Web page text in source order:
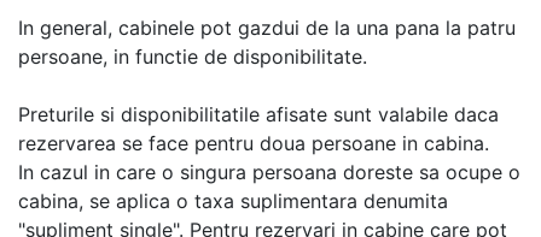
In general, cabinele pot gazdui de la una pana la patru
persoane, in functie de disponibilitate.
Preturile si disponibilitatile afisate sunt valabile daca
rezervarea se face pentru doua persoane in cabina.
In cazul in care o singura persoana doreste sa ocupe o
cabina, se aplica o taxa suplimentara denumita
"supliment single". Pentru rezervari in cabine care pot